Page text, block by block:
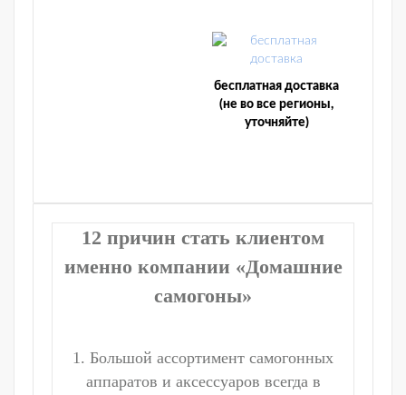
бесплатная доставка
(не во все регионы,
уточняйте)
12 причин стать клиентом
именно компании «Домашние
самогоны»
1. Большой ассортимент самогонных
аппаратов и аксессуаров всегда в